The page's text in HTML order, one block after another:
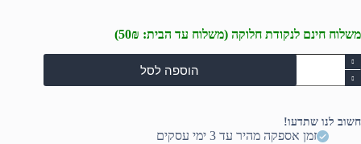
משלוח חינם לנקודת חלוקה (משלוח עד הבית: 50₪)
כמות
של
ז.
Corsair
Vengeance
הוספה לסל
חשוב לנו שתדעו!
זמן אספקה מהיר עד 3 ימי עסקים